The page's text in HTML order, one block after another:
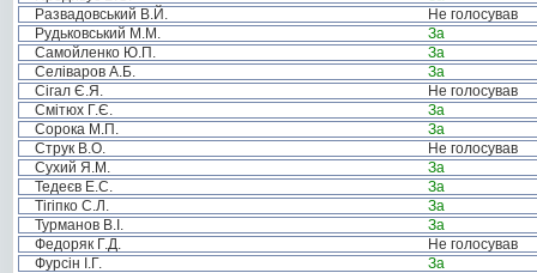
Развадовський В.Й.
Не голосував
Рудьковський М.М.
За
Самойленко Ю.П.
За
Селіваров А.Б.
За
Сігал Є.Я.
Не голосував
Смітюх Г.Є.
За
Сорока М.П.
За
Струк В.О.
Не голосував
Сухий Я.М.
За
Тедеєв Е.С.
За
Тігіпко С.Л.
За
Турманов В.І.
За
Федоряк Г.Д.
Не голосував
Фурсін І.Г.
За